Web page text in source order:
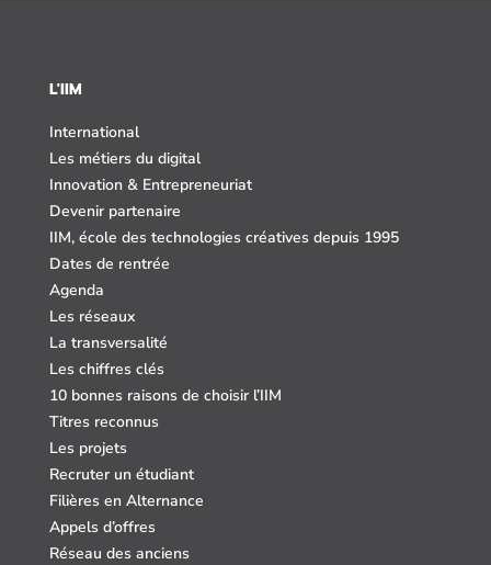
L'IIM
International
Les métiers du digital
Innovation & Entrepreneuriat
Devenir partenaire
IIM, école des technologies créatives depuis 1995
Dates de rentrée
Agenda
Les réseaux
La transversalité
Les chiffres clés
10 bonnes raisons de choisir l’IIM
Titres reconnus
Les projets
Recruter un étudiant
Filières en Alternance
Appels d’offres
Réseau des anciens